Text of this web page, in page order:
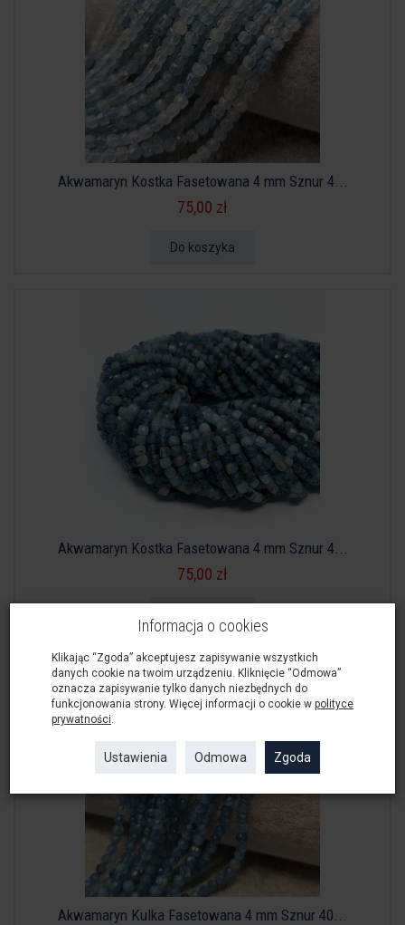
Akwamaryn Kostka Fasetowana 4 mm Sznur 4...
75,00 zł
Do koszyka
Akwamaryn Kostka Fasetowana 4 mm Sznur 4...
75,00 zł
Akwamaryn Kulka Fasetowana 4 mm Sznur 40...
Informacja o cookies
Klikając “Zgoda” akceptujesz zapisywanie wszystkich
danych cookie na twoim urządzeniu. Kliknięcie “Odmowa”
oznacza zapisywanie tylko danych niezbędnych do
funkcjonowania strony. Więcej informacji o cookie w polityce
prywatności.
Ustawienia Odmowa Zgoda